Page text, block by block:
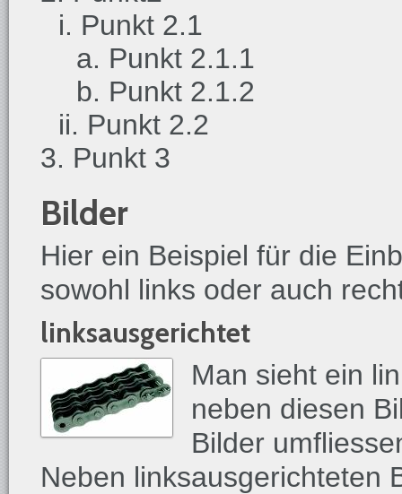
Punkt 2.1
Punkt 2.1.1
Punkt 2.1.2
Punkt 2.2
Punkt 3
Bilder
Hier ein Beispiel für die
sowohl links oder auch
linksausgerichtet
Man sieht ein
neben diesen
Bilder
Neben linksausgerichteten